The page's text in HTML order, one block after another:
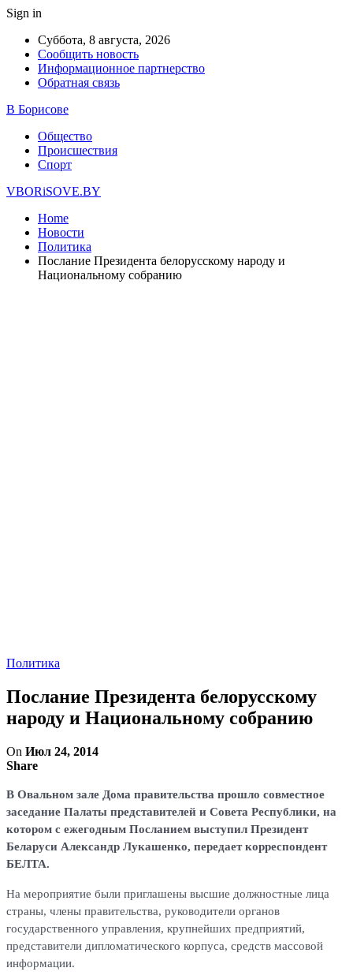
Sign in
Суббота, 8 августа, 2026
Сообщить новость
Информационное партнерство
Обратная связь
В Борисове
Общество
Происшествия
Спорт
VBORiSOVE.BY
Home
Новости
Политика
Послание Президента белорусскому народу и
Национальному собранию
Политика
Послание Президента белорусскому
народу и Национальному собранию
On Июл 24, 2014
Share
В Овальном зале Дома правительства прошло совместное
заседание Палаты представителей и Совета Республики, на
котором с ежегодным Посланием выступил Президент
Беларуси Александр Лукашенко, передает корреспондент
БЕЛТА.
На мероприятие были приглашены высшие должностные лица
страны, члены правительства, руководители органов
государственного управления, крупнейших предприятий,
представители дипломатического корпуса, средств массовой
информации.